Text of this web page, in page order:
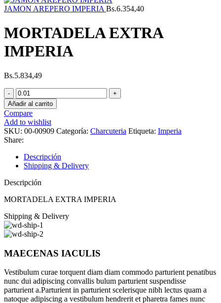
JAMON AREPERO IMPERIA Bs.6.354,40
MORTADELA EXTRA
IMPERIA
Bs.5.834,49
MORTADELA
EXTRA
IMPERIA
cantidad
Añadir al carrito
Compare
Add to wishlist
SKU: 00-00909 Categoría: Charcuteria Etiqueta: Imperia
Share:
Descripción
Shipping & Delivery
Descripción
MORTADELA EXTRA IMPERIA
Shipping & Delivery
MAECENAS IACULIS
Vestibulum curae torquent diam diam commodo parturient penatibus
nunc dui adipiscing convallis bulum parturient suspendisse
parturient a.Parturient in parturient scelerisque nibh lectus quam a
natoque adipiscing a vestibulum hendrerit et pharetra fames nunc